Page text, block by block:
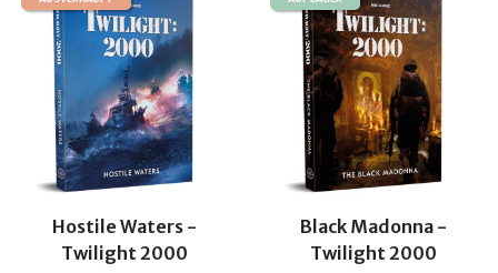
Hostile Waters -
Twilight 2000
Black Madonna -
Twilight 2000